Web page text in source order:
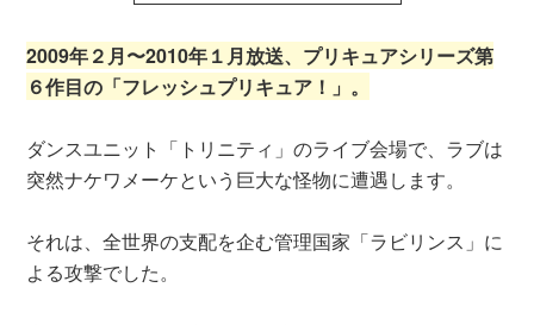
2009年２月〜2010年１月放送、プリキュアシリーズ第
６作目の「フレッシュプリキュア！」。
ダンスユニット「トリニティ」のライブ会場で、ラブは
突然ナケワメーケという巨大な怪物に遭遇します。
それは、全世界の支配を企む管理国家「ラビリンス」に
よる攻撃でした。